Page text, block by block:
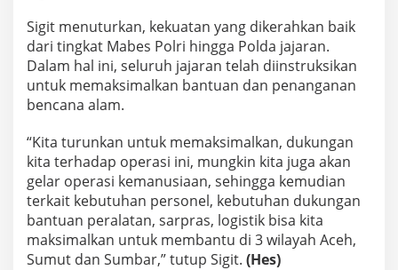
a
S
u
m
a
r
a
Sigit menuturkan, kekuatan yang dikerahkan baik
dari tingkat Mabes Polri hingga Polda jajaran.
Dalam hal ini, seluruh jajaran telah diinstruksikan
untuk memaksimalkan bantuan dan penanganan
bencana alam.
“Kita turunkan untuk memaksimalkan, dukungan
kita terhadap operasi ini, mungkin kita juga akan
gelar operasi kemanusiaan, sehingga kemudian
terkait kebutuhan personel, kebutuhan dukungan
bantuan peralatan, sarpras, logistik bisa kita
maksimalkan untuk membantu di 3 wilayah Aceh,
Sumut dan Sumbar,” tutup Sigit. (Hes)